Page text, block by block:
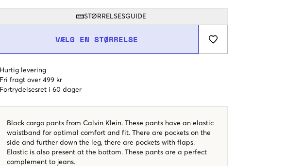
STØRRELSESGUIDE
VÆLG EN STØRRELSE
Hurtig levering
Fri fragt over 499 kr
Fortrydelsesret i 60 dager
Black cargo pants from Calvin Klein. These pants have an elastic
waistband for optimal comfort and fit. There are pockets on the
side and further down the leg, there are pockets with flaps.
Elastic is also present at the bottom. These pants are a perfect
complement to jeans.